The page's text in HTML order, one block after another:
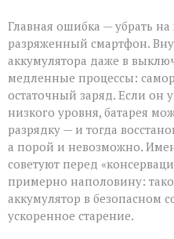
Главная ошибка — убрать
разряженный смартфон.
аккумулятора даже в
медленные процессы:
остаточный заряд. Если он
низкого уровня, батарея
разрядку — и тогда
а порой и невозможно.
советуют перед
примерно наполовину:
аккумулятор в безопасном
ускоренное старение.